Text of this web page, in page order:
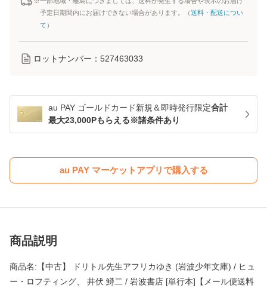
予定日期間内にお届けできない場合があります。（送料・配送につい
て ）
ロットナンバー： 527463033
au PAY ゴールドカード新規＆即時発行限定合計
最大23,000Pもらえる※諸条件あり
au PAY マーケットアプリで購入する
商品説明
商品名:【中古】 ドリトル先生アフリカゆき (岩波少年文庫) / ヒュ
ー・ロフティング、 井伏 鱒二 / 岩波書店 [単行本]【メール便送料